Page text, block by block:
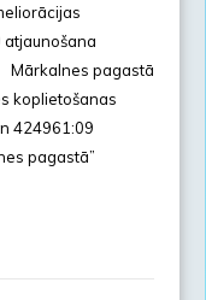
Mārkalnes pagastā
koplietošanas
424961:09
pagastā”